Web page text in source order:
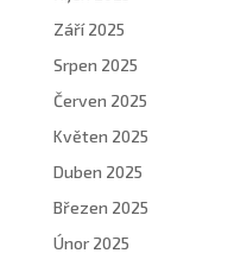
Září 2025
Srpen 2025
Červen 2025
Květen 2025
Duben 2025
Březen 2025
Únor 2025